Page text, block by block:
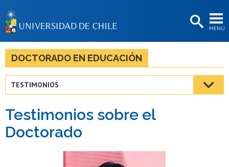
MENÚ
BIBLIOTECAS
LA UNIVERSIDAD
Estudiantes
Académicas/os
Egresadas/os
DOCTORADO EN EDUCACIÓN
TESTIMONIOS
Testimonios sobre el
Doctorado